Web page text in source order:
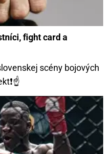
fight card a
scény bojových